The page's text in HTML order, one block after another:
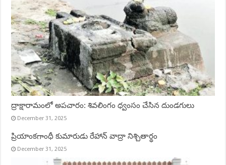
ద్రాక్షారామంలో అపచారం: శివలింగం ధ్వంసం చేసిన దుండగులు
December 31, 2025
ప్రియాంకగాంధీ కుమారుడు రేహాన్ వాద్రా నిశ్చితార్థం
December 31, 2025